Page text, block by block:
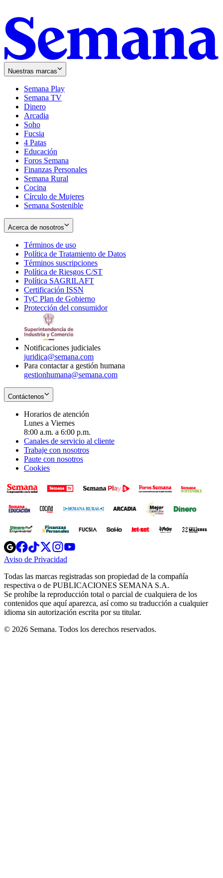
Nuestras marcas
Semana Play
Semana TV
Dinero
Arcadia
Soho
in
new
window
Fucsia
in
new
window
4 Patas
Educación
Foros Semana
Finanzas Personales
Semana Rural
Cocina
Círculo de Mujeres
Semana Sostenible
Acerca de nosotros
Términos de uso
in
new
window
Política de Tratamiento de Datos
Términos suscripciones
in
Política de Riesgos C/ST
Política SAGRILAFT
new
window
Certificación ISSN
in
new
TyC Plan de Gobierno
in
Protección del consumidorOpens
Notificaciones judiciales
juridica@semana.com
Para contactar a gestión humana
gestionhumana@semana.com
Contáctenos
Horarios de atención
Lunes a Viernes
8:00 a.m. a 6:00 p.m.
Canales de servicio al cliente
Trabaje con nosotros
Paute con nosotros
Cookies
Opens
in
new
Opens
in
new
Opens
in
new
window
Opens
new
windowwindow
Aviso de Privacidad
new
window
Todas las marcas registradas son propiedad de la compañía
respectiva o de PUBLICACIONES SEMANA S.A.
Se prohíbe la reproducción total o parcial de cualquiera de los
contenidos que aquí aparezca, así como su traducción a cualquier
idioma sin autorización escrita por su titular.
© 2026 Semana. Todos los derechos reservados.